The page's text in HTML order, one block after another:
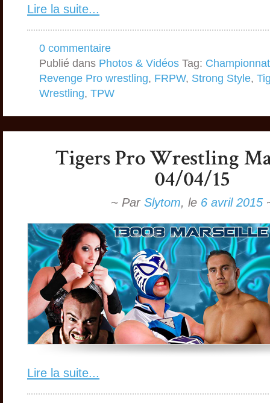
Lire la suite...
0 commentaire
Publié dans Photos & Vidéos Tag: Championnat
Revenge Pro wrestling, FRPW, Strong Style,
Wrestling, TPW
~ Par Slytom, le 6 avril 2015
Lire la suite...